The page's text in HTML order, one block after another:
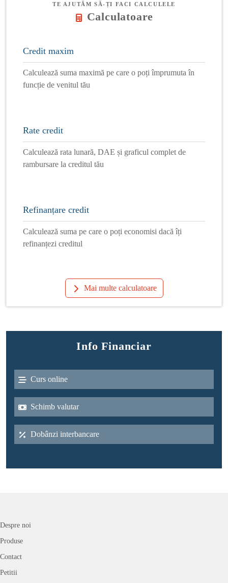
TE AJUTĂM SĂ-ȚI FACI CALCULELE
Calculatoare
Credit maxim
Calculează suma maximă pe care o poți împrumuta în
funcție de venitul tău
Rate credit
Calculează rata lunară, DAE și graficul complet de
rambursare la creditul tău
Refinanțare credit
Calculează suma pe care o poți economisi dacă îți
refinanțezi creditul
Mai multe calculatoare
Info Financiar
Curs online
Schimb valutar
Dobânzi interbancare
Despre noi
Produse
Contact
Petitii